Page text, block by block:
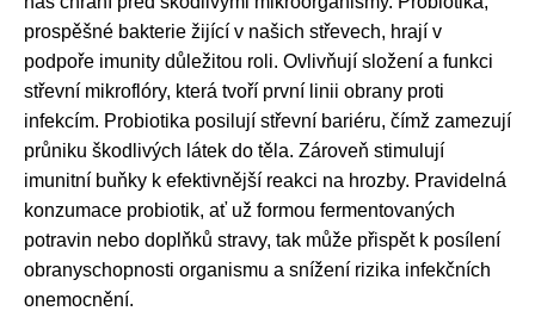
prospěšné bakterie žijící v našich střevech, hrají v
podpoře imunity důležitou roli. Ovlivňují složení a funkci
střevní mikroflóry, která tvoří první linii obrany proti
infekcím. Probiotika posilují střevní bariéru, čímž zamezují
průniku škodlivých látek do těla. Zároveň stimulují
imunitní buňky k efektivnější reakci na hrozby. Pravidelná
konzumace probiotik, ať už formou fermentovaných
potravin nebo doplňků stravy, tak může přispět k posílení
obranyschopnosti organismu a snížení rizika infekčních
onemocnění.